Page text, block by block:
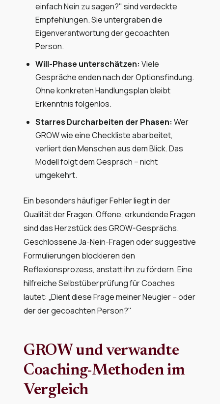
einfach Nein zu sagen?" sind verdeckte
Empfehlungen. Sie untergraben die
Eigenverantwortung der gecoachten
Person.
Will-Phase unterschätzen: Viele
Gespräche enden nach der Optionsfindung.
Ohne konkreten Handlungsplan bleibt
Erkenntnis folgenlos.
Starres Durcharbeiten der Phasen: Wer
GROW wie eine Checkliste abarbeitet,
verliert den Menschen aus dem Blick. Das
Modell folgt dem Gespräch – nicht
umgekehrt.
Ein besonders häufiger Fehler liegt in der
Qualität der Fragen. Offene, erkundende Fragen
sind das Herzstück des GROW-Gesprächs.
Geschlossene Ja-Nein-Fragen oder suggestive
Formulierungen blockieren den
Reflexionsprozess, anstatt ihn zu fördern. Eine
hilfreiche Selbstüberprüfung für Coaches
lautet: „Dient diese Frage meiner Neugier – oder
der der gecoachten Person?"
GROW und verwandte
Coaching-Methoden im
Vergleich